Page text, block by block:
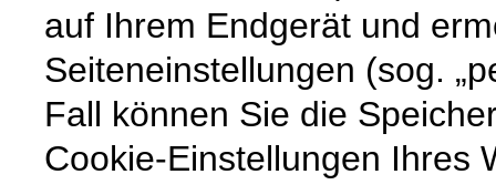
auf Ihrem Endgerät und
Seiteneinstellungen (sog.
Fall können Sie die
Cookie-Einstellungen Ihres